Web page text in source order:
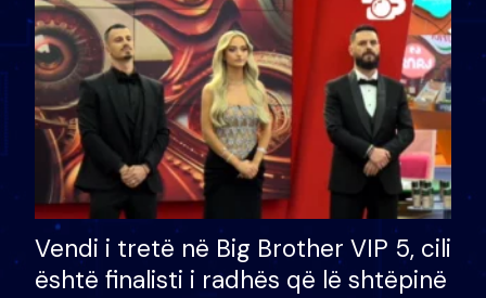
Vendi i tretë në Big Brother VIP 5, cili
është finalisti i radhës që lë shtëpinë